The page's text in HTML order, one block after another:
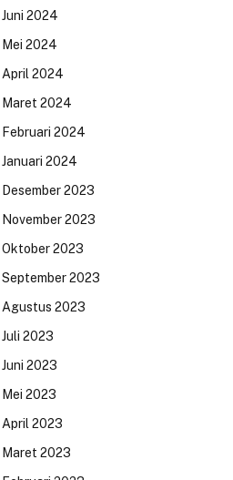
Juni 2024
Mei 2024
April 2024
Maret 2024
Februari 2024
Januari 2024
Desember 2023
November 2023
Oktober 2023
September 2023
Agustus 2023
Juli 2023
Juni 2023
Mei 2023
April 2023
Maret 2023